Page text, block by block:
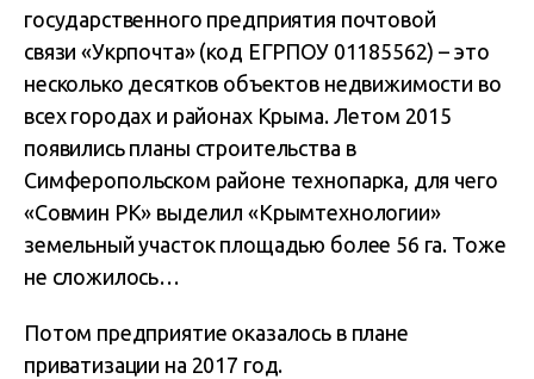
государственного предприятия почтовой
связи «Укрпочта» (код ЕГРПОУ 01185562) – это
несколько десятков объектов недвижимости во
всех городах и районах Крыма. Летом 2015
появились планы строительства в
Симферопольском районе технопарка, для чего
«Совмин РК» выделил «Крымтехнологии»
земельный участок площадью более 56 га. Тоже
не сложилось…
Потом предприятие оказалось в плане
приватизации на 2017 год.